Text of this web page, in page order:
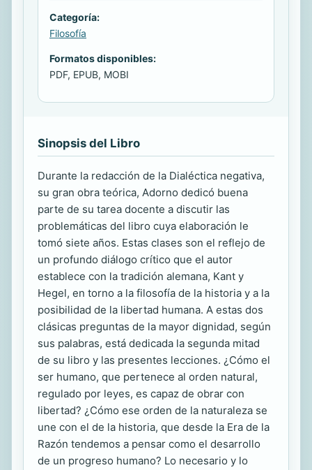
Categoría:
Filosofía
Formatos disponibles:
PDF, EPUB, MOBI
Sinopsis del Libro
Durante la redacción de la Dialéctica negativa,
su gran obra teórica, Adorno dedicó buena
parte de su tarea docente a discutir las
problemáticas del libro cuya elaboración le
tomó siete años. Estas clases son el reflejo de
un profundo diálogo crítico que el autor
establece con la tradición alemana, Kant y
Hegel, en torno a la filosofía de la historia y a la
posibilidad de la libertad humana. A estas dos
clásicas preguntas de la mayor dignidad, según
sus palabras, está dedicada la segunda mitad
de su libro y las presentes lecciones. ¿Cómo el
ser humano, que pertenece al orden natural,
regulado por leyes, es capaz de obrar con
libertad? ¿Cómo ese orden de la naturaleza se
une con el de la historia, que desde la Era de la
Razón tendemos a pensar como el desarrollo
de un progreso humano? Lo necesario y lo